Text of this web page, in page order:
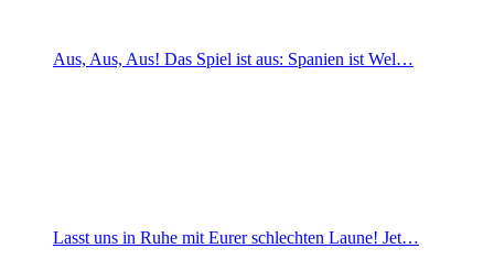
Aus, Aus, Aus! Das Spiel ist aus: Spanien ist Wel…
Lasst uns in Ruhe mit Eurer schlechten Laune! Jet…